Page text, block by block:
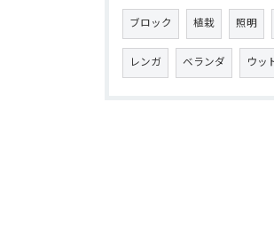
ブロック 植栽 照明
レンガ ベランダ ウッ